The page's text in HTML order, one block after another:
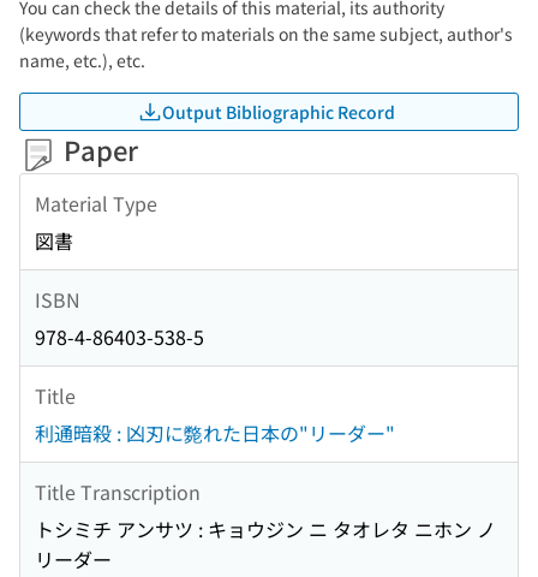
You can check the details of this material, its authority
(keywords that refer to materials on the same subject, author's
name, etc.), etc.
Output Bibliographic Record
Paper
Material Type
図書
ISBN
978-4-86403-538-5
Title
利通暗殺 : 凶刃に斃れた日本の"リーダー"
Title Transcription
トシミチ アンサツ : キョウジン ニ タオレタ ニホン ノ
リーダー